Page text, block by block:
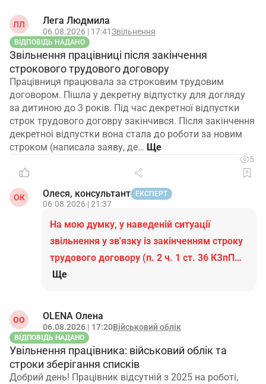
ЛЛ Лега Людмила
06.08.2026 | 17:41Звільнення
ВІДПОВІДЬ НАДАНО
Звільнення працівниці після закінчення
строкового трудового договору
Працівниця працювала за строковим трудовим
договором. Пішла у декретну відпустку для догляду
за дитиною до 3 років. Під час декретної відпустки
строк трудового договру закінчився. Після закінчення
декретноі відпустки вона стала до роботи за новим
строком (написала заяву, де…
5
ОК Олеся, консультант ЕКСПЕРТ
06.08.2026 | 21:37
На мою думку, у наведеній ситуації
звільнення у зв'язку із закінченням строку
трудового договору (п. 2 ч. 1 ст. 36 КЗпП…
Ще
ОO OLENA Олена
06.08.2026 | 17:20Військовий облік
ВІДПОВІДЬ НАДАНО
Увільнення працівника: військовий облік та
строки зберігання списків
Добрий день! Працівник відсутній з 2025 на роботі,